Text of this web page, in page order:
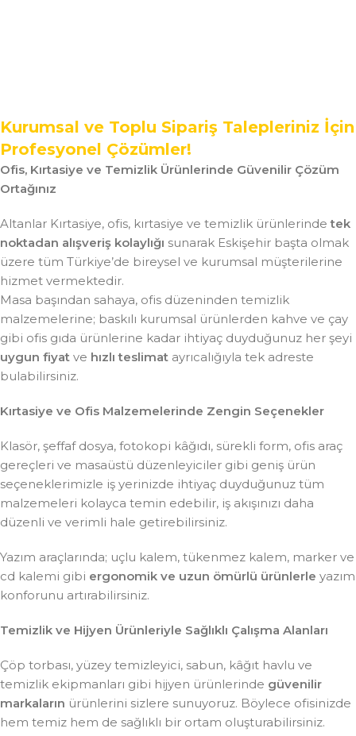
Kurumsal ve Toplu Sipariş Talepleriniz İçin
Profesyonel Çözümler!
Ofis, Kırtasiye ve Temizlik Ürünlerinde Güvenilir Çözüm
Ortağınız
Altanlar Kırtasiye, ofis, kırtasiye ve temizlik ürünlerindetek
noktadan alışveriş kolaylığı sunarak Eskişehir başta olmak
üzere tüm Türkiye’de bireysel ve kurumsal müşterilerine
hizmet vermektedir.
Masa başından sahaya, ofis düzeninden temizlik
malzemelerine; baskılı kurumsal ürünlerden kahve ve çay
gibi ofis gıda ürünlerine kadar ihtiyaç duyduğunuz her şeyi
uygun fiyat ve hızlı teslimat ayrıcalığıyla tek adreste
bulabilirsiniz.
Kırtasiye ve Ofis Malzemelerinde Zengin Seçenekler
Klasör, şeffaf dosya, fotokopi kâğıdı, sürekli form, ofis araç
gereçleri ve masaüstü düzenleyiciler gibi geniş ürün
seçeneklerimizle iş yerinizde ihtiyaç duyduğunuz tüm
malzemeleri kolayca temin edebilir, iş akışınızı daha
düzenli ve verimli hale getirebilirsiniz.
Yazım araçlarında; uçlu kalem, tükenmez kalem, marker ve
cd kalemi gibi ergonomik ve uzun ömürlü ürünlerle yazım
konforunu artırabilirsiniz.
Temizlik ve Hijyen Ürünleriyle Sağlıklı Çalışma Alanları
Çöp torbası, yüzey temizleyici, sabun, kâğıt havlu ve
temizlik ekipmanları gibi hijyen ürünlerinde güvenilir
markaların ürünlerini sizlere sunuyoruz. Böylece ofisinizde
hem temiz hem de sağlıklı bir ortam oluşturabilirsiniz.